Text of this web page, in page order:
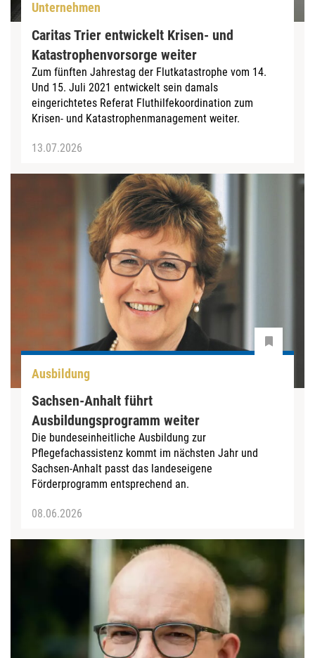
Unternehmen
Caritas Trier entwickelt Krisen- und
Katastrophenvorsorge weiter
Zum fünften Jahrestag der Flutkatastrophe vom 14.
Und 15. Juli 2021 entwickelt sein damals
eingerichtetes Referat Fluthilfekoordination zum
Krisen- und Katastrophenmanagement weiter.
13.07.2026
Ausbildung
Sachsen-Anhalt führt
Ausbildungsprogramm weiter
Die bundeseinheitliche Ausbildung zur
Pflegefachassistenz kommt im nächsten Jahr und
Sachsen-Anhalt passt das landeseigene
Förderprogramm entsprechend an.
08.06.2026